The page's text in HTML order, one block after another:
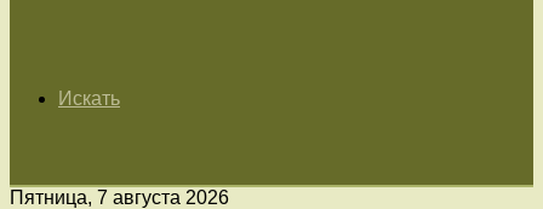
Искать
Пятница, 7 августа 2026